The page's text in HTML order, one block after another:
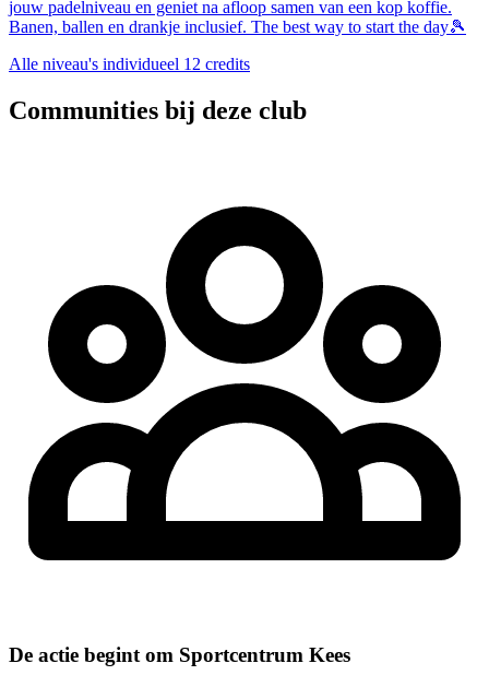
jouw padelniveau en geniet na afloop samen van een kop koffie.
Banen, ballen en drankje inclusief. The best way to start the day🎾
Alle niveau's individueel 12 credits
Communities bij deze club
De actie begint om Sportcentrum Kees